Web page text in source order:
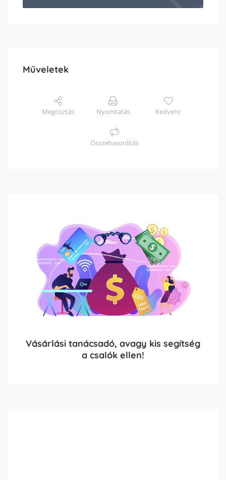
Műveletek
Megosztás Nyomtatás Kedvenc
Összehasonlítás
Vásárlási tanácsadó, avagy kis segítség
a csalók ellen!